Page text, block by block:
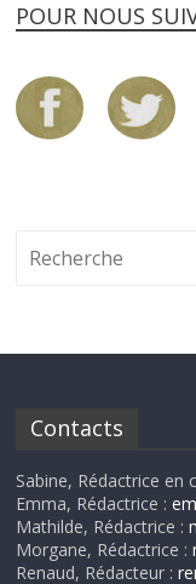
POUR NOUS
Contacts
Sabine, Rédactrice en
Emma, Rédactrice :
Mathilde, Rédactrice :
Morgane, Rédactrice :
Renaud, Rédacteur :